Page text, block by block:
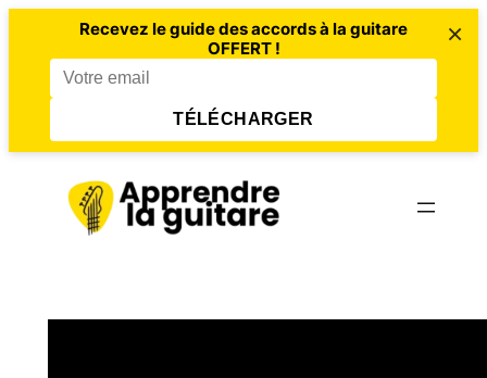
Recevez le guide des accords à la guitare
OFFERT !
TÉLÉCHARGER
×
contenu